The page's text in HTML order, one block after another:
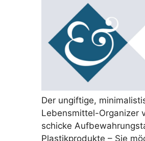
Der ungiftige,
Lebensmittel-Organizer
schicke
Plastikprodukte – Sie